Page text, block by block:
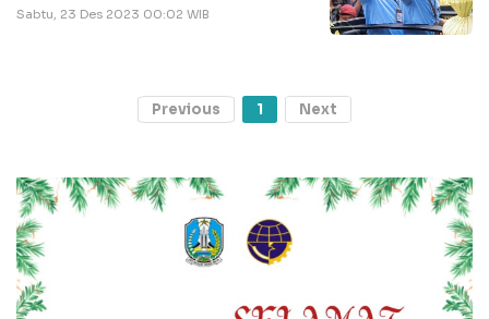
Sabtu, 23 Des 2023 00:02 WIB
Previous 1 Next